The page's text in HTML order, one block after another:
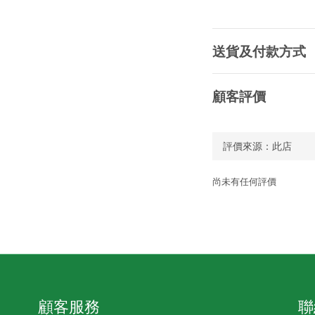
送貨及付款方式
顧客評價
尚未有任何評價
顧客服務